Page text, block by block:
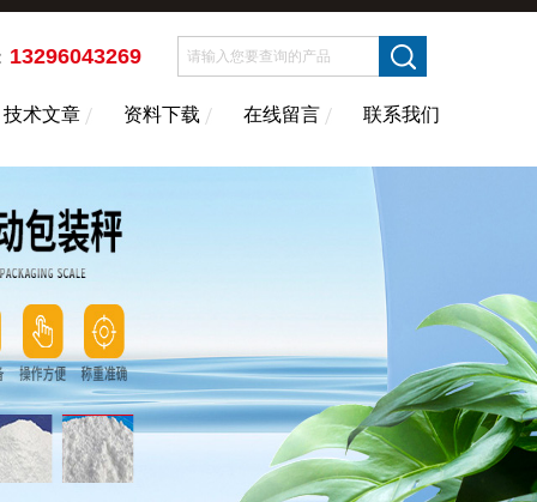
13296043269
技术文章 资料下载 在线留言 联系我们